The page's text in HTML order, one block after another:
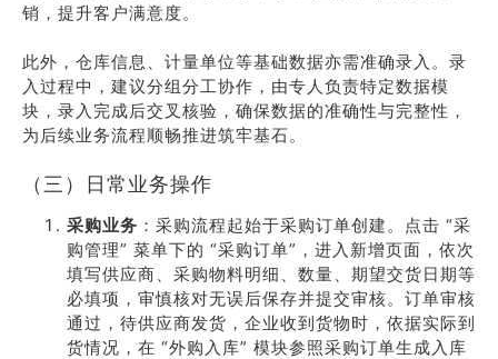
销，提升客户满意度。
此外，仓库信息、计量单位等基础数据亦需准确录入。录
入过程中，建议分组分工协作，由专人负责特定数据模
块，录入完成后交叉核验，确保数据的准确性与完整性，
为后续业务流程顺畅推进筑牢基石。
（三）日常业务操作
采购业务 ：采购流程起始于采购订单创建。点击 “采
购管理” 菜单下的 “采购订单”，进入新增页面，依次
填写供应商、采购物料明细、数量、期望交货日期等
必填项，审慎核对无误后保存并提交审核。订单审核
通过，待供应商发货，企业收到货物时，依据实际到
货情况，在 “外购入库” 模块参照采购订单生成入库